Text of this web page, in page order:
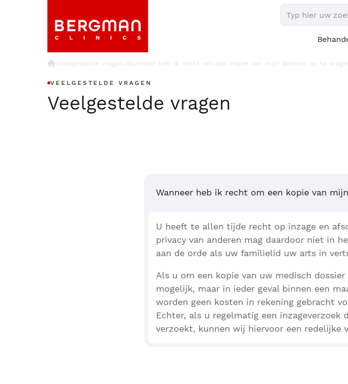
›Veelgestelde vragen›Wanneer heb ik recht om een kopie van mijn dossier op te
VEELGESTELDE VRAGEN
Veelgestelde vragen
Wanneer heb ik recht om een kopie van
U heeft te allen tijde recht op inzage en
privacy van anderen mag daardoor niet in
aan de orde als uw familielid uw arts in
Als u om een kopie van uw medisch
mogelijk, maar in ieder geval binnen een
worden geen kosten in rekening gebracht
Echter, als u regelmatig een inzageverzoek
verzoekt, kunnen wij hiervoor een redelijke